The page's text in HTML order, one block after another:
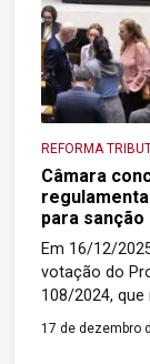
REFORMA
Câmara
para sanção
Em 16/12/
votação do
108/2024,
Imposto sobre
17 de dezembro